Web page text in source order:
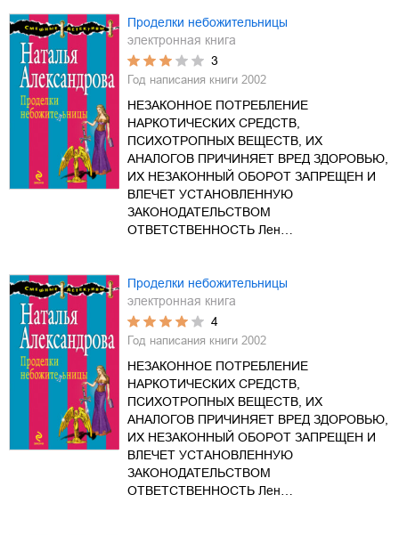
Проделки небожительницы
электронная книга
3
Год написания книги 2002
НЕЗАКОННОЕ ПОТРЕБЛЕНИЕ
НАРКОТИЧЕСКИХ СРЕДСТВ,
ПСИХОТРОПНЫХ ВЕЩЕСТВ, ИХ
АНАЛОГОВ ПРИЧИНЯЕТ ВРЕД ЗДОРОВЬЮ,
ИХ НЕЗАКОННЫЙ ОБОРОТ ЗАПРЕЩЕН И
ВЛЕЧЕТ УСТАНОВЛЕННУЮ
ЗАКОНОДАТЕЛЬСТВОМ
ОТВЕТСТВЕННОСТЬ Лен…
Проделки небожительницы
электронная книга
4
Год написания книги 2002
НЕЗАКОННОЕ ПОТРЕБЛЕНИЕ
НАРКОТИЧЕСКИХ СРЕДСТВ,
ПСИХОТРОПНЫХ ВЕЩЕСТВ, ИХ
АНАЛОГОВ ПРИЧИНЯЕТ ВРЕД ЗДОРОВЬЮ,
ИХ НЕЗАКОННЫЙ ОБОРОТ ЗАПРЕЩЕН И
ВЛЕЧЕТ УСТАНОВЛЕННУЮ
ЗАКОНОДАТЕЛЬСТВОМ
ОТВЕТСТВЕННОСТЬ Лен…